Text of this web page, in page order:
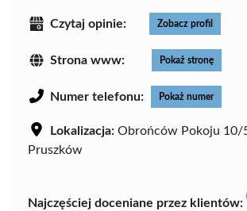
Czytaj opinie: Zobacz profil
Strona www: Pokaż stronę
Numer telefonu: Pokaż numer
Lokalizacja: Obrońców Pokoju 10/
Pruszków
Najczęściej doceniane przez klientów: